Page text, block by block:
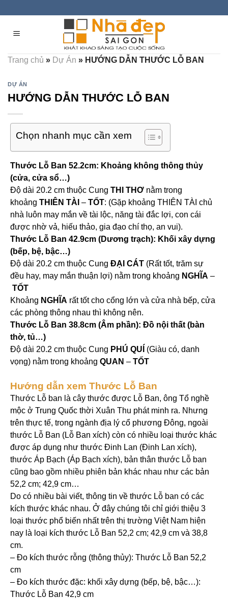
content
Trang chủ » Dự Án » HƯỚNG DẪN THƯỚC LỖ BAN
DỰ ÁN
HƯỚNG DẪN THƯỚC LỖ BAN
Chọn nhanh mục cần xem
Thước Lỗ Ban 52.2cm: Khoảng không thông thủy
(cửa, cửa sổ…)
Độ dài 20.2 cm thuộc Cung THI THƠ nằm trong
khoảng THIÊN TÀI – TỐT: (Gặp khoảng THIÊN TÀI chủ
nhà luôn may mắn về tài lộc, năng tài đắc lợi, con cái
được nhờ vả, hiếu thảo, gia đạo chí thọ, an vui).
Thước Lỗ Ban 42.9cm (Dương trạch): Khối xây dựng
(bếp, bệ, bậc…)
Độ dài 20.2 cm thuộc Cung ĐẠI CÁT (Rất tốt, trăm sự
đều hay, may mắn thuận lợi) nằm trong khoảng NGHĨA –
TỐT
Khoảng NGHĨA rất tốt cho cổng lớn và cửa nhà bếp, cửa
các phòng thông nhau thì không nên.
Thước Lỗ Ban 38.8cm (Âm phần): Đồ nội thất (bàn
thờ, tủ…)
Độ dài 20.2 cm thuộc Cung PHÚ QUÍ (Giàu có, danh
vọng) nằm trong khoảng QUAN – TỐT
Hướng dẫn xem Thước Lỗ Ban
Thước Lỗ ban là cây thước được Lỗ Ban, ông Tổ nghề
mộc ở Trung Quốc thời Xuân Thu phát minh ra. Nhưng
trên thực tế, trong ngành địa lý cổ phương Đông, ngoài
thước Lỗ Ban (Lỗ Ban xích) còn có nhiều loại thước khác
được áp dụng như thước Đinh Lan (Đinh Lan xích),
thước Áp Bạch (Áp Bạch xích), bản thân thước Lỗ ban
cũng bao gồm nhiều phiên bản khác nhau như các bản
52,2 cm; 42,9 cm…
Do có nhiều bài viết, thông tin về thước Lỗ ban có các
kích thước khác nhau. Ở đây chúng tôi chỉ giới thiệu 3
loại thước phổ biến nhất trên thị trường Việt Nam hiện
nay là loại kích thước Lỗ Ban 52,2 cm; 42,9 cm và 38,8
cm.
– Đo kích thước rỗng (thông thủy): Thước Lỗ Ban 52,2
cm
– Đo kích thước đặc: khối xây dựng (bếp, bệ, bậc…):
Thước Lỗ Ban 42,9 cm